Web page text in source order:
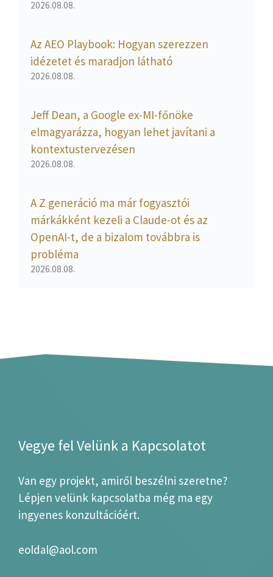
2026.08.08.
Az AEO Playbook: Hogyan szerezzen
idézetet és maradjon látható
2026.08.08.
Jeff Dean, a Google ex-MI-főnöke
elmagyarázza, hogyan lehet javítani a
kontextustervezésen
2026.08.08.
A Z generáció ma már fogyasztói
márkákként kezeli a Claude-ot és az
OpenAI-t, de a bizalom továbbra is
probléma
2026.08.08.
Vegye fel Velünk a Kapcsolatot
Van egy projekt, amiről beszélni szeretne?
Lépjen velünk kapcsolatba még ma egy
ingyenes konzultációért.
eoldal@aol.com